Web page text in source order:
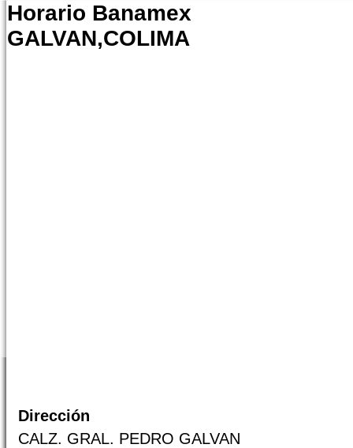
Horario Banamex
GALVAN,COLIMA
Dirección
CALZ. GRAL. PEDRO GALVAN